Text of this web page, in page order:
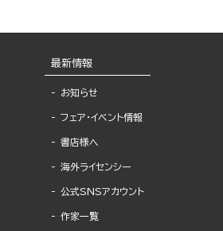
最新情報
お知らせ
フェア・イベント情報
書店様へ
海外ライセンシー
公式SNSアカウント
作家一覧